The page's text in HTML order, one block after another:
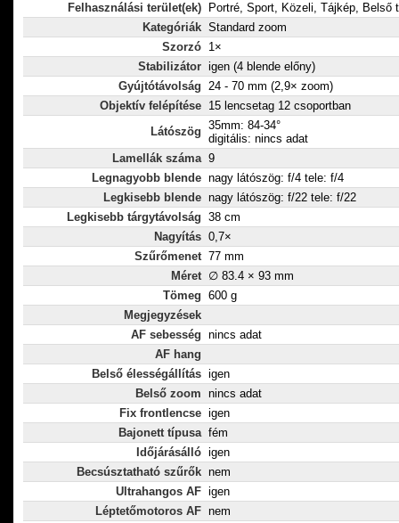
Felhasználási terület(ek)
Portré, Sport, Közeli, Tájkép, Belső
Kategóriák Standard zoom
Szorzó 1×
Stabilizátor igen (4 blende előny)
Gyújtótávolság 24 - 70 mm (2,9× zoom)
Objektív felépítése 15 lencsetag 12 csoportban
Látószög 35mm: 84-34°
digitális: nincs adat
Lamellák száma 9
Legnagyobb blende nagy látószög: f/4 tele: f/4
Legkisebb blende nagy látószög: f/22 tele: f/22
Legkisebb tárgytávolság 38 cm
Nagyítás 0,7×
Szűrőmenet 77 mm
Méret ∅ 83.4 × 93 mm
Tömeg 600 g
Megjegyzések
AF sebesség nincs adat
AF hang
Belső élességállítás igen
Belső zoom nincs adat
Fix frontlencse igen
Bajonett típusa fém
Időjárásálló igen
Becsúsztatható szűrők nem
Ultrahangos AF igen
Léptetőmotoros AF nem